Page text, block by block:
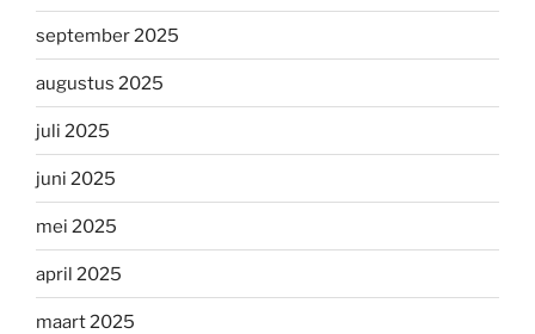
september 2025
augustus 2025
juli 2025
juni 2025
mei 2025
april 2025
maart 2025